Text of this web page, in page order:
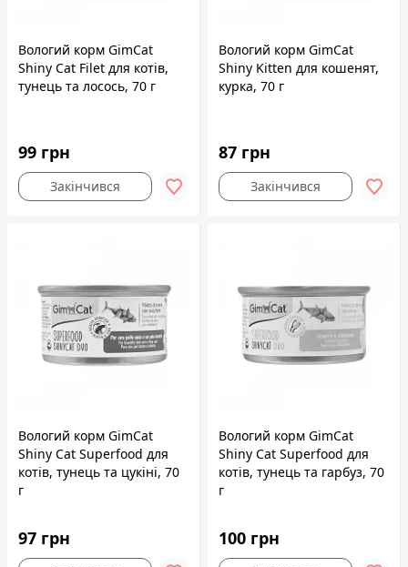
Вологий корм GimCat
Shiny Cat Filet для котів,
тунець та лосось, 70 г
99 грн
Закінчився
Вологий корм GimCat
Shiny Kitten для кошенят,
курка, 70 г
87 грн
Закінчився
Вологий корм GimCat
Shiny Cat Superfood для
котів, тунець та цукіні, 70
г
97 грн
Вологий корм GimCat
Shiny Cat Superfood для
котів, тунець та гарбуз, 70
г
100 грн